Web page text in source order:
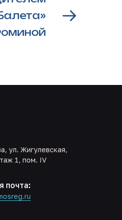
ул. Жигулевская,
1, пом. IV
почта: